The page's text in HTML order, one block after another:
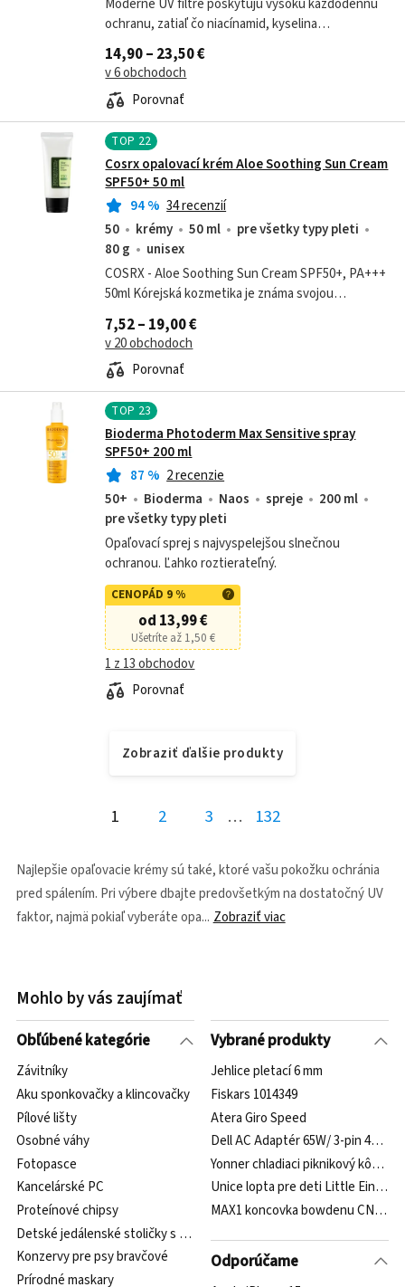
Moderné UV filtre poskytujú vysokú každodennú
ochranu, zatiaľ čo niacínamid, kyselina
hyalurónová, adenozín a PDRN dopĺňajú zloženie o
hydratačnú a ošetrujúcu starostlivosť....
14,90 – 23,50 €
v 6 obchodoch
Porovnať
TOP 22
Cosrx opalovací krém Aloe Soothing Sun Cream
SPF50+ 50 ml
94% 34 recenzií
50
krémy 50 ml
pre všetky typy pleti
80 g
unisex
COSRX - Aloe Soothing Sun Cream SPF50+, PA+++
50ml Kórejská kozmetika je známa svojou
účinnosťou a jemnosťou voči pokožke. Jedným z
klenotov tejto kategórie je COSRX - Aloe...
7,52 – 19,00 €
v 20 obchodoch
Porovnať
TOP 23
Bioderma Photoderm Max Sensitive spray
SPF50+ 200 ml
87 % 2 recenzie
50+
Bioderma Naos spreje
200 ml
pre všetky typy pleti
Opaľovací sprej s najvyspelejšou slnečnou
ochranou. Ľahko roztierateľný.
CENOPÁD 9 %
od 13,99 €
Ušetríte až 1,50 €
1 z 13 obchodov
Porovnať
Zobraziť ďalšie produkty
1 2 3 … 132
Najlepšie opaľovacie krémy sú také, ktoré vašu pokožku ochránia
pred spálením. Pri výbere dbajte predovšetkým na dostatočný UV
faktor, najmä pokiaľ vyberáte opa
Zobraziť viac
Mohlo by vás zaujímať
Obľúbené kategórie
Závitníky
Aku sponkovačky a klincovačky
Pílové lišty
Osobné váhy
Fotopasce
Kancelárské PC
Proteínové chipsy
Detské jedálenské stoličky s nastaviteľnou výškou
Konzervy pre psy bravčové
Prírodné maskary
Vybrané produkty
Jehlice pletací 6 mm
Fiskars 1014349
Atera Giro Speed
Dell AC Adaptér 65W/ 3-pin 450-
Yonner chladiaci piknikový kôš
Unice lopta pre deti Little Einstein
MAX1 koncovka bowdenu CNC
Odporúčame